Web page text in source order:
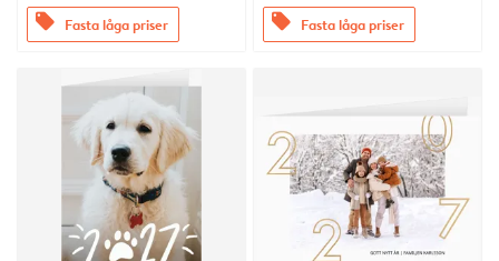
offers Fasta låga priser offers Fasta låga priser